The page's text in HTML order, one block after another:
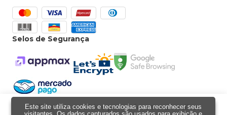
Selos de Segurança
Powered byDeveloped by
Utilizamos cookies para oferecer a melhor
Este site utiliza cookies e tecnologias para reconhecer seus